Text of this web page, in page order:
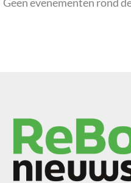
Geen evenementen rond